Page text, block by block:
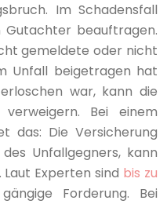
Im Schadensfall
Gutachter beauftragen.
gemeldete oder nicht
Unfall beigetragen hat
war, kann die
Bei einem
das: Die Versicherung
Unfallgegners, kann
Experten sind bis zu
Forderung. Bei